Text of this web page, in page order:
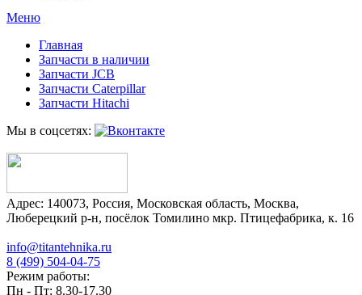
Меню
Главная
Запчасти в наличии
Запчасти JCB
Запчасти Caterpillar
Запчасти Hitachi
Мы в соцсетях:
Адрес: 140073, Россия, Московская область, Москва,
Люберецкий р-н, посёлок Томилино мкр. Птицефабрика, к. 16
info@titantehnika.ru
8 (499) 504-04-75
Режим работы:
Пн - Пт: 8.30-17.30